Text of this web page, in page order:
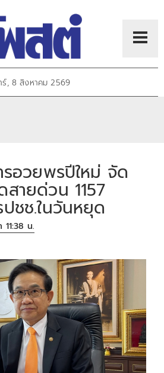
ร์, 8 สิงหาคม 2569
อวยพรปีใหม่ จัด
ายด่วน 1157
ชช.ในวันหยุด
น.